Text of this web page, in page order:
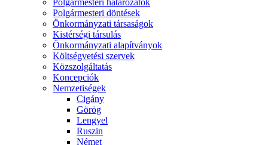
Polgármesteri döntések
Önkormányzati társaságok
Kistérségi társulás
Önkormányzati alapítványok
Költségvetési szervek
Közszolgáltatás
Koncepciók
Nemzetiségek
Cigány
Görög
Lengyel
Ruszin
Német